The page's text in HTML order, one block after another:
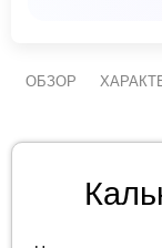
ОБЗОР